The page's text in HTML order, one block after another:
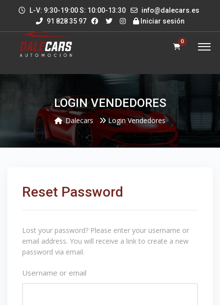
L-V: 9:30-19:00 S: 10:00-13:30
info@dalecars.es
91 828 35 97
Iniciar sesión
0
LOGIN VENDEDORES
Dalecars Login Vendedores
Reset Password
Lost your password? Please enter your username or
email address. You will receive a link to create a new
password via email.
Username or email